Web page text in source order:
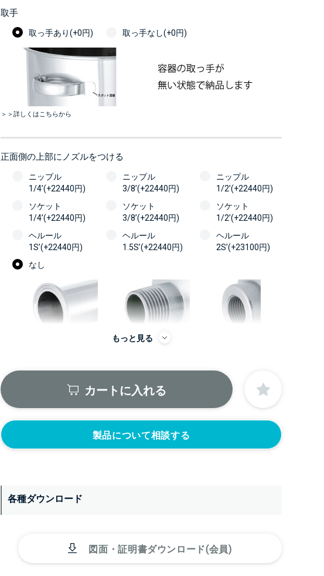
取手
取っ手あり(+0円) 取っ手なし(+0円)
＞＞詳しくはこちらから
正面側の上部にノズルをつける
ニップル
1/4’(+22440円)
ニップル
3/8’(+22440円)
ニップル
1/2’(+22440円)
ソケット
1/4’(+22440円)
ソケット
3/8’(+22440円)
ソケット
1/2’(+22440円)
ヘルール
1S’(+22440円)
ヘルール
1.5S’(+22440円)
ヘルール
2S’(+23100円)
なし
シール座をつける
もっと見る
カートに入れる
製品について相談する
各種ダウンロード
図面・証明書ダウンロード(会員)